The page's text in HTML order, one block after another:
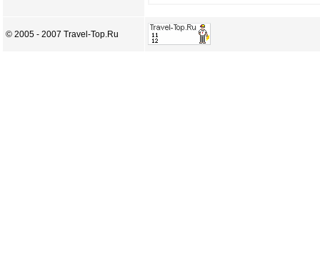
© 2005 - 2007 Travel-Top.Ru